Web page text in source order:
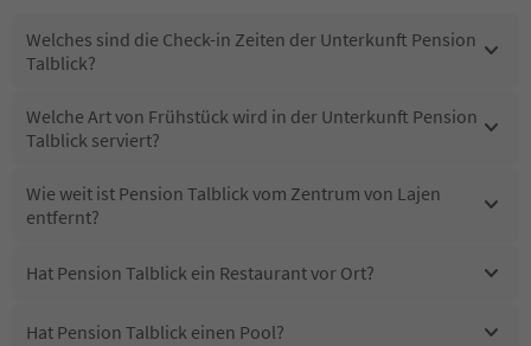
Welches sind die Check-in Zeiten der Unterkunft Pension
Talblick?
Welche Art von Frühstück wird in der Unterkunft Pension
Talblick serviert?
Wie weit ist Pension Talblick vom Zentrum von Lajen
entfernt?
Hat Pension Talblick ein Restaurant vor Ort?
Hat Pension Talblick einen Pool?